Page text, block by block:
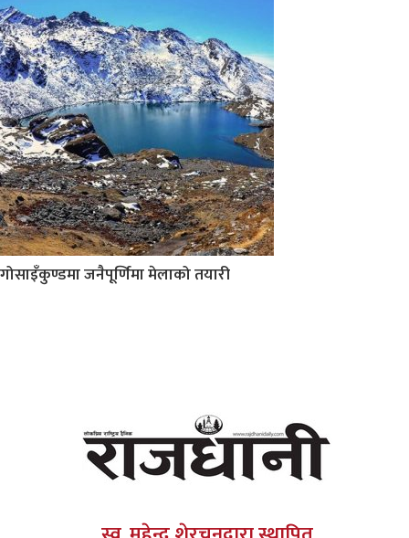
गोसाइँकुण्डमा जनैपूर्णिमा मेलाको तयारी